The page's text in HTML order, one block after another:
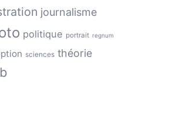
journalisme
politique portrait regnum
sciences théorie